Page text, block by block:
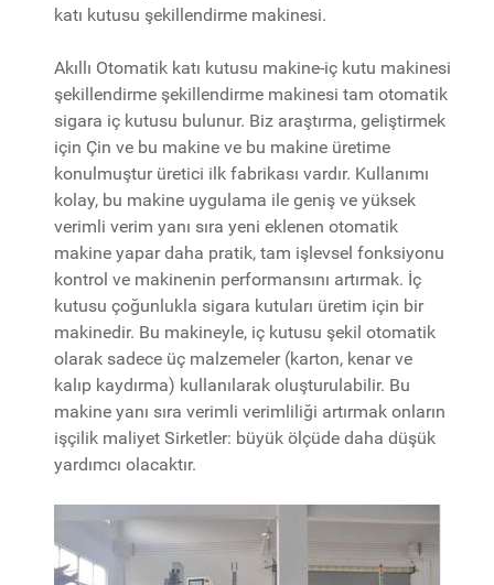
katı kutusu şekillendirme makinesi.
Akıllı Otomatik katı kutusu makine-iç kutu makinesi
şekillendirme şekillendirme makinesi tam otomatik
sigara iç kutusu bulunur. Biz araştırma, geliştirmek
için Çin ve bu makine ve bu makine üretime
konulmuştur üretici ilk fabrikası vardır. Kullanımı
kolay, bu makine uygulama ile geniş ve yüksek
verimli verim yanı sıra yeni eklenen otomatik
makine yapar daha pratik, tam işlevsel fonksiyonu
kontrol ve makinenin performansını artırmak. İç
kutusu çoğunlukla sigara kutuları üretim için bir
makinedir. Bu makineyle, iç kutusu şekil otomatik
olarak sadece üç malzemeler (karton, kenar ve
kalıp kaydırma) kullanılarak oluşturulabilir. Bu
makine yanı sıra verimli verimliliği artırmak onların
işçilik maliyet Sirketler: büyük ölçüde daha düşük
yardımcı olacaktır.